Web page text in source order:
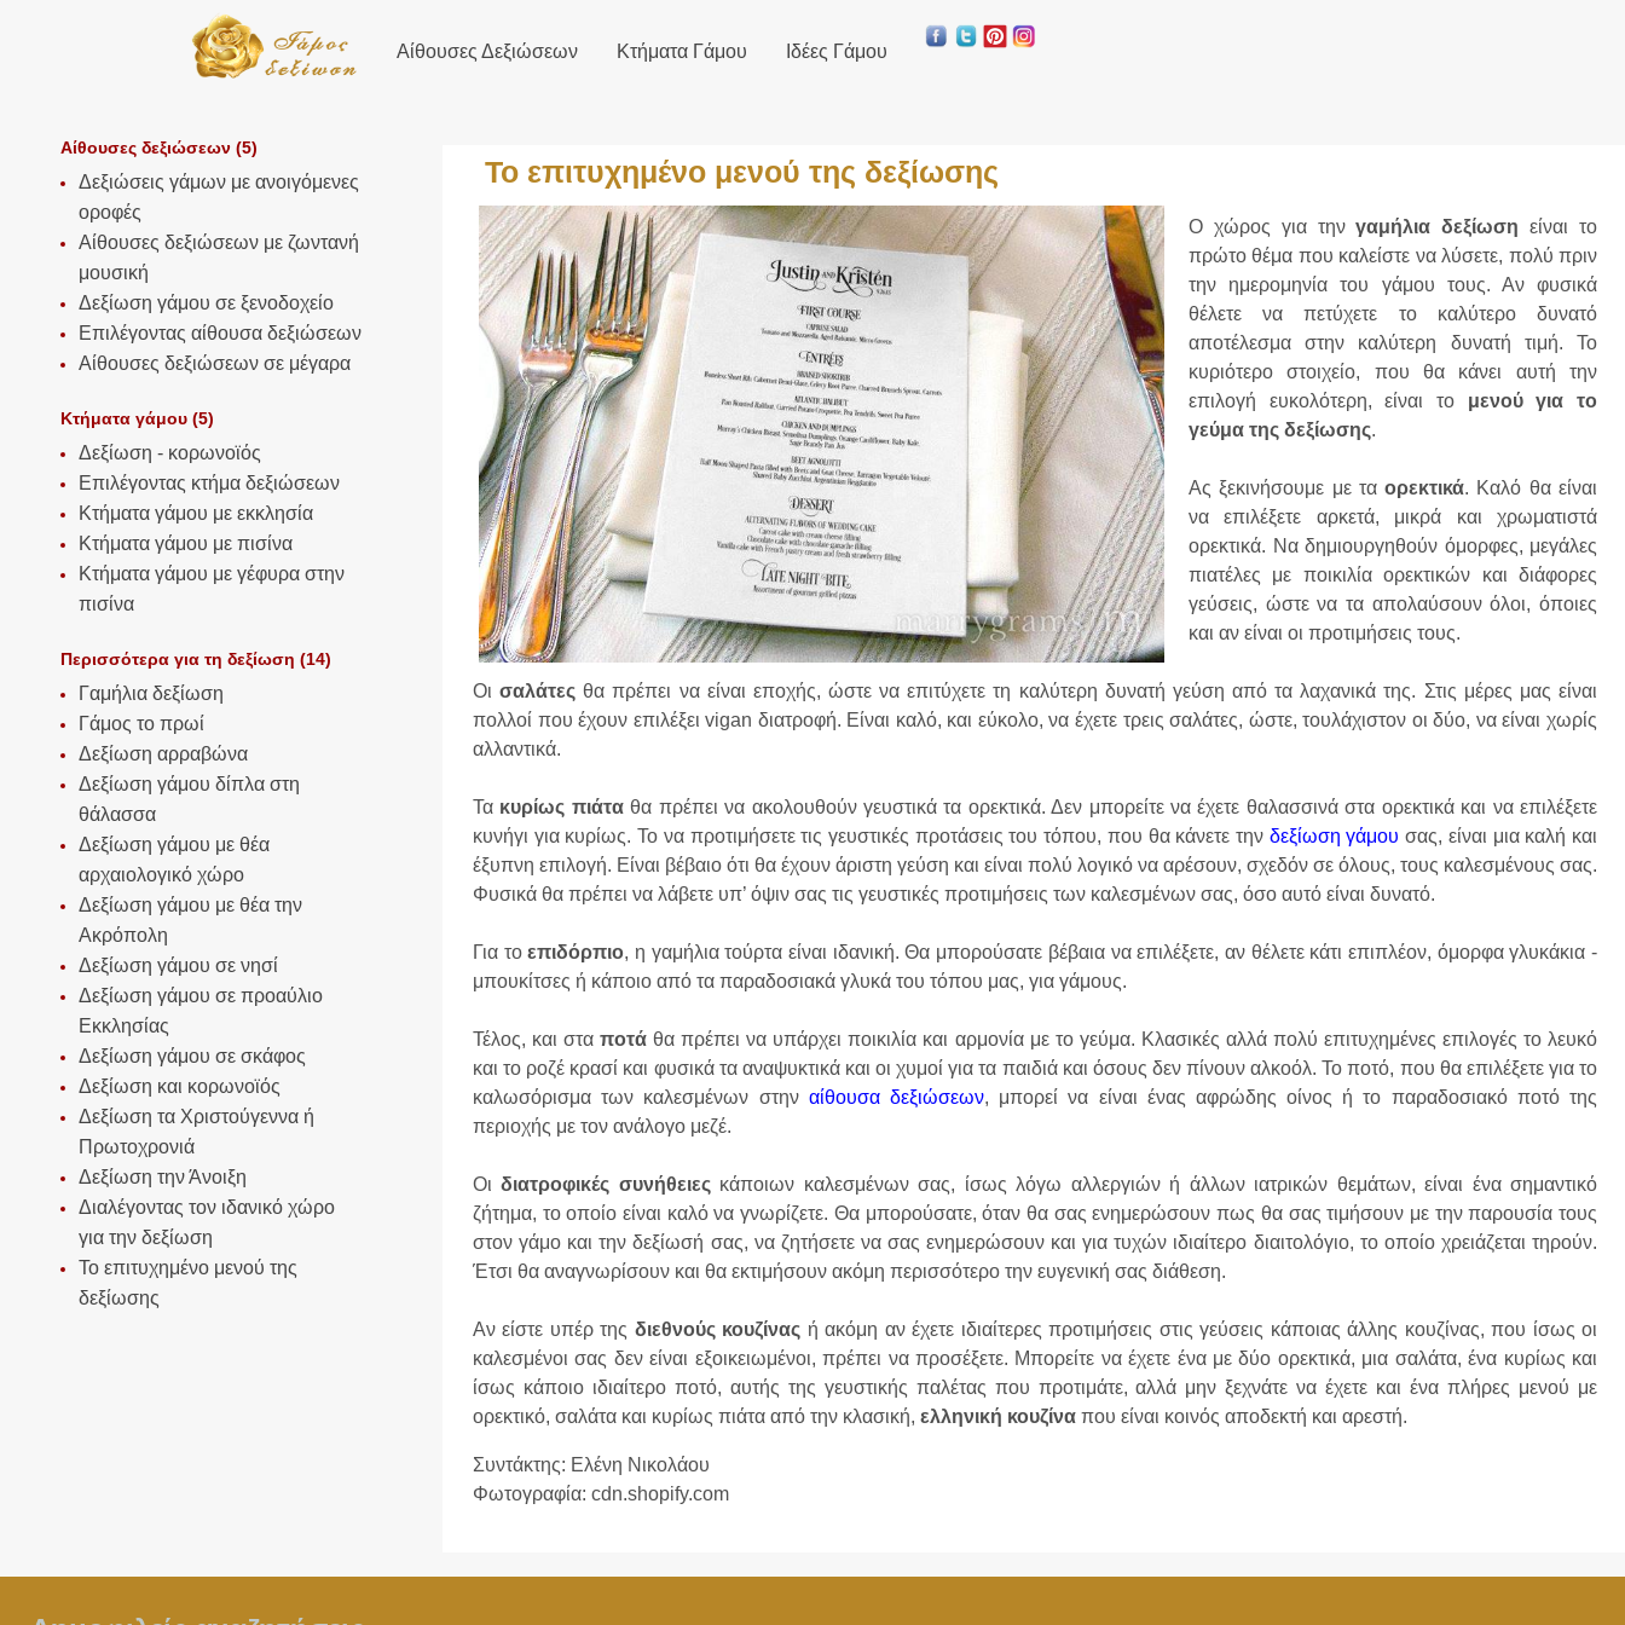
Αίθουσες Δεξιώσεων Κτήματα Γάμου Ιδέες Γάμου
Αίθουσες δεξιώσεων (5)
Δεξιώσεις γάμων με ανοιγόμενες
οροφές
Αίθουσες δεξιώσεων με ζωντανή
μουσική
Δεξίωση γάμου σε ξενοδοχείο
Επιλέγοντας αίθουσα δεξιώσεων
Αίθουσες δεξιώσεων σε μέγαρα
Κτήματα γάμου (5)
Δεξίωση - κορωνοϊός
Επιλέγοντας κτήμα δεξιώσεων
Κτήματα γάμου με εκκλησία
Κτήματα γάμου με πισίνα
Κτήματα γάμου με γέφυρα στην
πισίνα
Περισσότερα για τη δεξίωση (14)
Γαμήλια δεξίωση
Γάμος το πρωί
Δεξίωση αρραβώνα
Δεξίωση γάμου δίπλα στη
θάλασσα
Δεξίωση γάμου με θέα
αρχαιολογικό χώρο
Δεξίωση γάμου με θέα την
Ακρόπολη
Δεξίωση γάμου σε νησί
Δεξίωση γάμου σε προαύλιο
Εκκλησίας
Δεξίωση γάμου σε σκάφος
Δεξίωση και κορωνοϊός
Δεξίωση τα Χριστούγεννα ή
Πρωτοχρονιά
Δεξίωση την Άνοιξη
Διαλέγοντας τον ιδανικό χώρο
για την δεξίωση
Το επιτυχημένο μενού της
δεξίωσης
Το επιτυχημένο μενού της δεξίωσης
Ο χώρος για τηνγαμήλια δεξίωση είναι το
πρώτο θέμα που καλείστε να λύσετε, πολύ πριν
την ημερομηνία του γάμου τους. Αν φυσικά
θέλετε να πετύχετε το καλύτερο δυνατό
αποτέλεσμα στην καλύτερη δυνατή τιμή. Το
κυριότερο στοιχείο, που θα κάνει αυτή την
επιλογή ευκολότερη, είναι το μενού για το
γεύμα της δεξίωσης.
Ας ξεκινήσουμε με ταορεκτικά. Καλό θα είναι
να επιλέξετε αρκετά, μικρά και χρωματιστά
ορεκτικά. Να δημιουργηθούν όμορφες, μεγάλες
πιατέλες με ποικιλία ορεκτικών και διάφορες
γεύσεις, ώστε να τα απολαύσουν όλοι, όποιες
και αν είναι οι προτιμήσεις τους.
Οισαλάτες θα πρέπει να είναι εποχής, ώστε να επιτύχετε τη καλύτερη δυνατή γεύση από τα λαχανικά της. Στις μέρες μας είναι
πολλοί που έχουν επιλέξει vigan διατροφή. Είναι καλό, και εύκολο, να έχετε τρεις σαλάτες, ώστε, τουλάχιστον οι δύο, να είναι χωρίς
αλλαντικά.
Τα κυρίως πιάταθα πρέπει να ακολουθούν γευστικά τα ορεκτικά. Δεν μπορείτε να έχετε θαλασσινά στα ορεκτικά και να επιλέξετε
κυνήγι για κυρίως. Το να προτιμήσετε τις γευστικές προτάσεις του τόπου, που θα κάνετε την δεξίωση γάμου σας, είναι μια καλή και
έξυπνη επιλογή. Είναι βέβαιο ότι θα έχουν άριστη γεύση και είναι πολύ λογικό να αρέσουν, σχεδόν σε όλους, τους καλεσμένους σας.
Φυσικά θα πρέπει να λάβετε υπ’ όψιν σας τις γευστικές προτιμήσεις των καλεσμένων σας, όσο αυτό είναι δυνατό.
Για τοεπιδόρπιο, η γαμήλια τούρτα είναι ιδανική. Θα μπορούσατε βέβαια να επιλέξετε, αν θέλετε κάτι επιπλέον, όμορφα γλυκάκια -
μπουκίτσες ή κάποιο από τα παραδοσιακά γλυκά του τόπου μας, για γάμους.
Τέλος, και σταποτά θα πρέπει να υπάρχει ποικιλία και αρμονία με το γεύμα. Κλασικές αλλά πολύ επιτυχημένες επιλογές το λευκό
και το ροζέ κρασί και φυσικά τα αναψυκτικά και οι χυμοί για τα παιδιά και όσους δεν πίνουν αλκοόλ. Το ποτό, που θα επιλέξετε για το
καλωσόρισμα των καλεσμένων στην αίθουσα δεξιώσεων, μπορεί να είναι ένας αφρώδης οίνος ή το παραδοσιακό ποτό της
περιοχής με τον ανάλογο μεζέ.
Οιδιατροφικές συνήθειεςκάποιων καλεσμένων σας, ίσως λόγω αλλεργιών ή άλλων ιατρικών θεμάτων, είναι ένα σημαντικό
ζήτημα, το οποίο είναι καλό να γνωρίζετε. Θα μπορούσατε, όταν θα σας ενημερώσουν πως θα σας τιμήσουν με την παρουσία τους
στον γάμο και την δεξίωσή σας, να ζητήσετε να σας ενημερώσουν και για τυχών ιδιαίτερο διαιτολόγιο, το οποίο χρειάζεται τηρούν.
Έτσι θα αναγνωρίσουν και θα εκτιμήσουν ακόμη περισσότερο την ευγενική σας διάθεση.
Αν είστε υπέρ της διεθνούς κουζίνας ή ακόμη αν έχετε ιδιαίτερες προτιμήσεις στις γεύσεις κάποιας άλλης κουζίνας, που ίσως οι
καλεσμένοι σας δεν είναι εξοικειωμένοι, πρέπει να προσέξετε. Μπορείτε να έχετε ένα με δύο ορεκτικά, μια σαλάτα, ένα κυρίως και
ίσως κάποιο ιδιαίτερο ποτό, αυτής της γευστικής παλέτας που προτιμάτε, αλλά μην ξεχνάτε να έχετε και ένα πλήρες μενού με
ορεκτικό, σαλάτα και κυρίως πιάτα από την κλασική, ελληνική κουζίνα που είναι κοινός αποδεκτή και αρεστή.
Συντάκτης: Ελένη Νικολάου
Φωτογραφία: cdn.shopify.com